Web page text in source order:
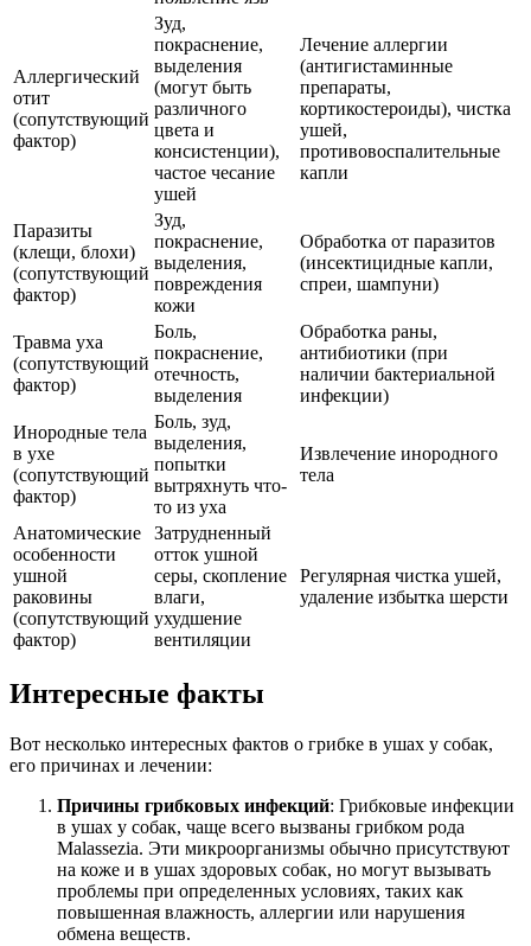
Аллергический
отит
(сопутствующий
фактор)
Зуд,
покраснение,
выделения
(могут быть
различного
цвета и
консистенции),
частое чесание
ушей
Лечение аллергии
(антигистаминные
препараты,
кортикостероиды), чистка
ушей,
противовоспалительные
капли
Паразиты
(клещи, блохи)
(сопутствующий
фактор)
Зуд,
покраснение,
выделения,
повреждения
кожи
Обработка от паразитов
(инсектицидные капли,
спреи, шампуни)
Травма уха
(сопутствующий
фактор)
Боль,
покраснение,
отечность,
выделения
Обработка раны,
антибиотики (при
наличии бактериальной
инфекции)
Инородные тела
в ухе
(сопутствующий
фактор)
Боль, зуд,
выделения,
попытки
вытряхнуть что-
то из уха
Извлечение инородного
тела
Анатомические
особенности
ушной
раковины
(сопутствующий
фактор)
Затрудненный
отток ушной
серы, скопление
влаги,
ухудшение
вентиляции
Регулярная чистка ушей,
удаление избытка шерсти
Интересные факты
Вот несколько интересных фактов о грибке в ушах у собак,
его причинах и лечении:
Причины грибковых инфекций: Грибковые инфекции
в ушах у собак, чаще всего вызваны грибком рода
Malassezia. Эти микроорганизмы обычно присутствуют
на коже и в ушах здоровых собак, но могут вызывать
проблемы при определенных условиях, таких как
повышенная влажность, аллергии или нарушения
обмена веществ.